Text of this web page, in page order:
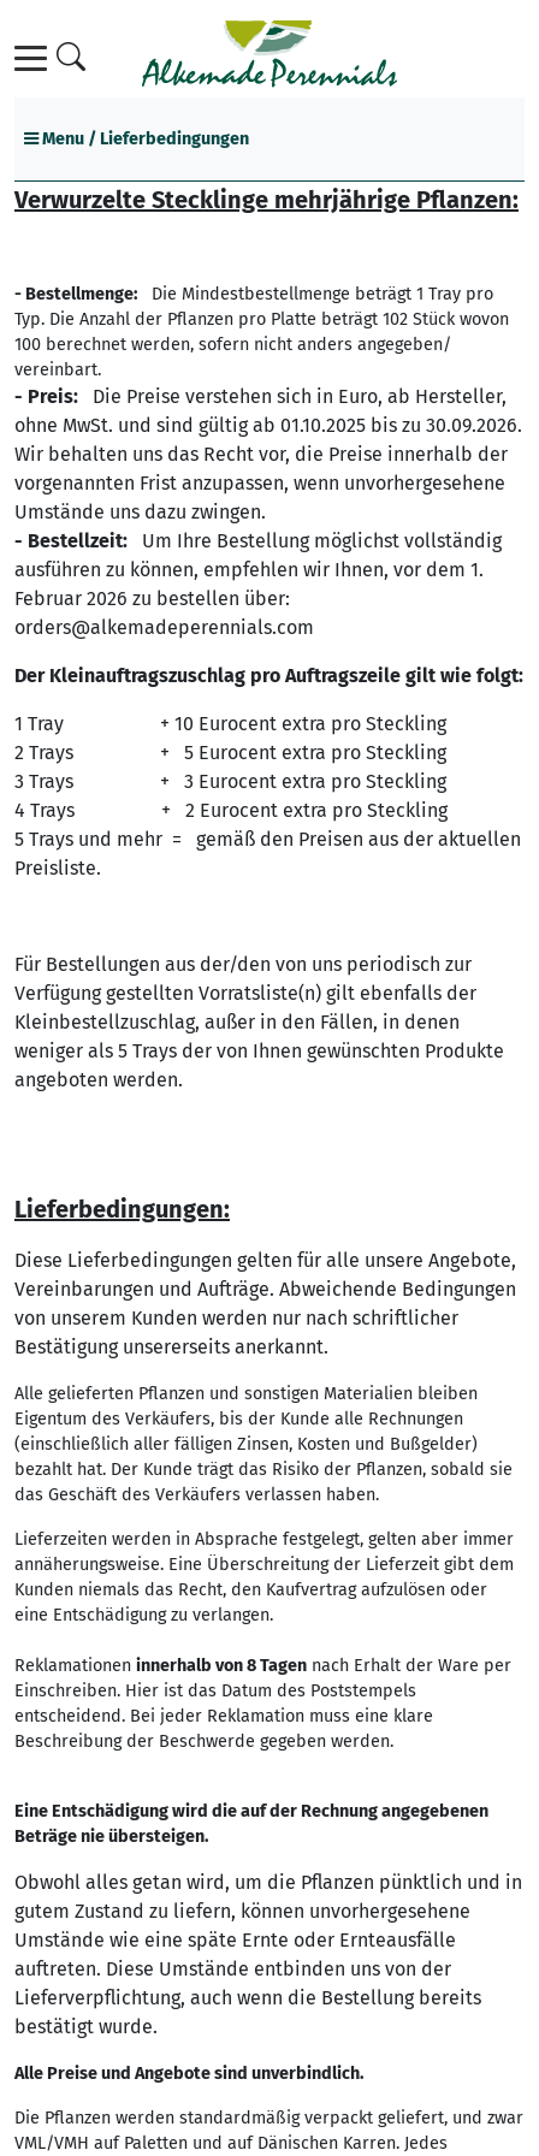
Menu / Lieferbedingungen
Lieferbedingungen
Verwurzelte Stecklinge mehrjährige Pflanzen:
- Bestellmenge: Die Mindestbestellmenge beträgt 1 Tray pro
Typ. Die Anzahl der Pflanzen pro Platte beträgt 102 Stück wovon
100 berechnet werden, sofern nicht anders angegeben/
vereinbart.
- Preis:
Die Preise verstehen sich in Euro, ab Hersteller,
ohne MwSt. und sind gültig ab 01.10.2025 bis zu 30.09.2026.
Wir behalten uns das Recht vor, die Preise innerhalb der
vorgenannten Frist anzupassen, wenn unvorhergesehene
Umstände uns dazu zwingen.
- Bestellzeit: Um Ihre Bestellung möglichst vollständig
ausführen zu können, empfehlen wir Ihnen, vor dem 1.
Februar 2026 zu bestellen über:
orders@alkemadeperennials.com
Der Kleinauftragszuschlag pro Auftragszeile gilt wie folgt:
1 Tray + 10 Eurocent extra pro Steckling
2 Trays + 5 Eurocent extra pro Steckling
3 Trays + 3 Eurocent extra pro Steckling
4 Trays + 2 Eurocent extra pro Steckling
5 Trays und mehr = gemäß den Preisen aus der aktuellen
Preisliste.
Für Bestellungen aus der/den von uns periodisch zur
Verfügung gestellten Vorratsliste(n) gilt ebenfalls der
Kleinbestellzuschlag, außer in den Fällen, in denen
weniger als 5 Trays der von Ihnen gewünschten Produkte
angeboten werden.
Lieferbedingungen:
Diese Lieferbedingungen gelten für alle unsere Angebote,
Vereinbarungen und Aufträge. Abweichende Bedingungen
von unserem Kunden werden nur nach schriftlicher
Bestätigung unsererseits anerkannt.
Alle gelieferten Pflanzen und sonstigen Materialien bleiben
Eigentum des Verkäufers, bis der Kunde alle Rechnungen
(einschließlich aller fälligen Zinsen, Kosten und Bußgelder)
bezahlt hat. Der Kunde trägt das Risiko der Pflanzen, sobald sie
das Geschäft des Verkäufers verlassen haben.
Lieferzeiten werden in Absprache festgelegt, gelten aber immer
annäherungsweise. Eine Überschreitung der Lieferzeit gibt dem
Kunden niemals das Recht, den Kaufvertrag aufzulösen oder
eine Entschädigung zu verlangen.
Reklamationen innerhalb von 8 Tagen nach Erhalt der Ware per
Einschreiben. Hier ist das Datum des Poststempels
entscheidend. Bei jeder Reklamation muss eine klare
Beschreibung der Beschwerde gegeben werden.
Eine Entschädigung wird die auf der Rechnung angegebenen
Beträge nie übersteigen.
Obwohl alles getan wird, um die Pflanzen pünktlich und in
gutem Zustand zu liefern, können unvorhergesehene
Umstände wie eine späte Ernte oder Ernteausfälle
auftreten. Diese Umstände entbinden uns von der
Lieferverpflichtung, auch wenn die Bestellung bereits
bestätigt wurde.
Alle Preise und Angebote sind unverbindlich.
Die Pflanzen werden standardmäßig verpackt geliefert, und zwar
VML/VMH auf Paletten und auf Dänischen Karren. Jedes